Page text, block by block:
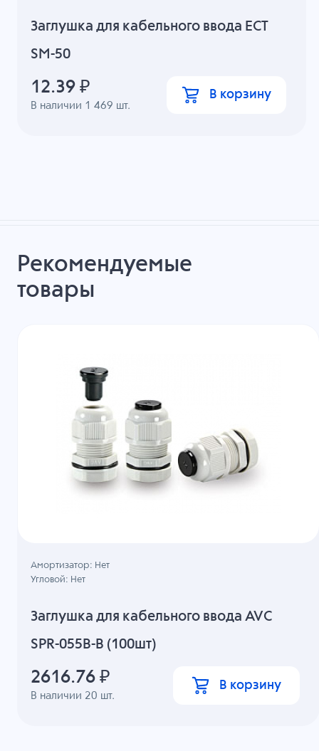
Заглушка для кабельного ввода ECT
SM-50
В наличии 1 469 шт.
12.39 ₽ В корзину
Рекомендуемые
товары
Заглушка для кабельного ввода AVC
SPR-055B-B (100шт)
В наличии 20 шт.
Амортизатор: Нет
Угловой: Нет
2616.76 ₽ В корзину